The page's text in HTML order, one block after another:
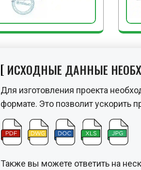
ИСХОДНЫЕ ДАННЫЕ
Для изготовления проекта
формате. Это позволит ускорить
Также вы можете ответить на